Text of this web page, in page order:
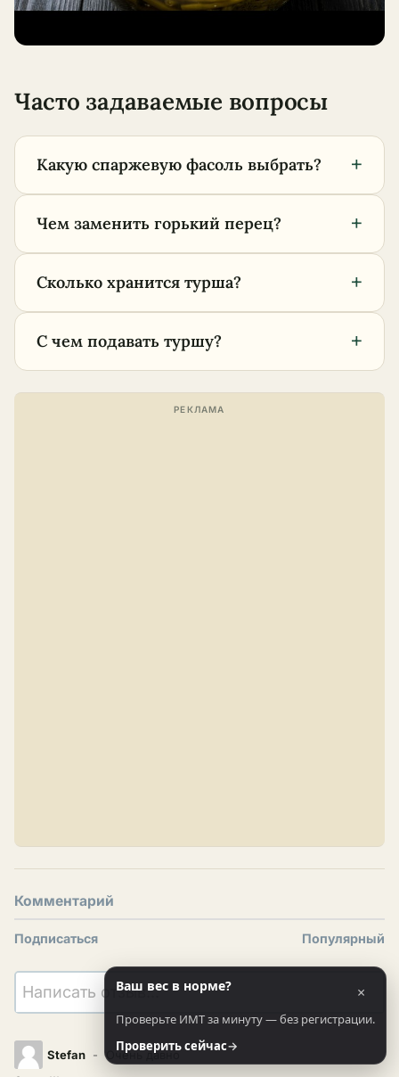
Часто задаваемые вопросы
Какую спаржевую фасоль выбрать? +
Чем заменить горький перец? +
Сколько хранится турша? +
С чем подавать туршу? +
Комментарий
Подписаться Популярный
Написать отзыв...
Stefan Очень давно
Ваш вес в норме? ×
Проверьте ИМТ за минуту — без регистрации.
Проверить сейчас→